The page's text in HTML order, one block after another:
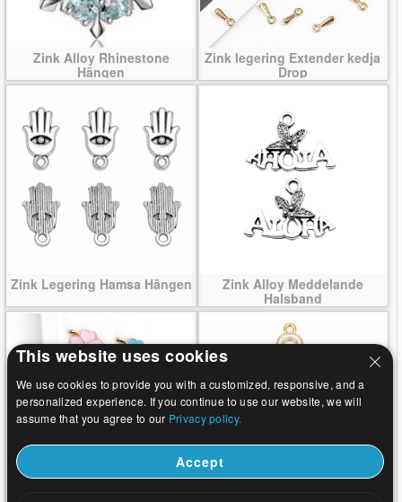
Zink Alloy Rhinestone
Hängen
Zink legering Extender kedja
Drop
Zink Legering Hamsa Hängen
Zink Alloy Meddelande
Halsband
This website uses cookies
We use cookies to provide you with a customized, responsive, and a
personalized experience. If you continue to use our website, we will
assume that you agree to our Privacy policy.
Accept